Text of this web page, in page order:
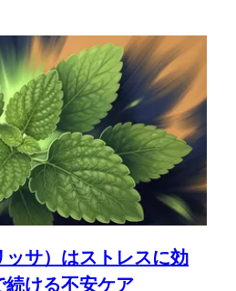
サ）はストレスに効
続ける不安ケア